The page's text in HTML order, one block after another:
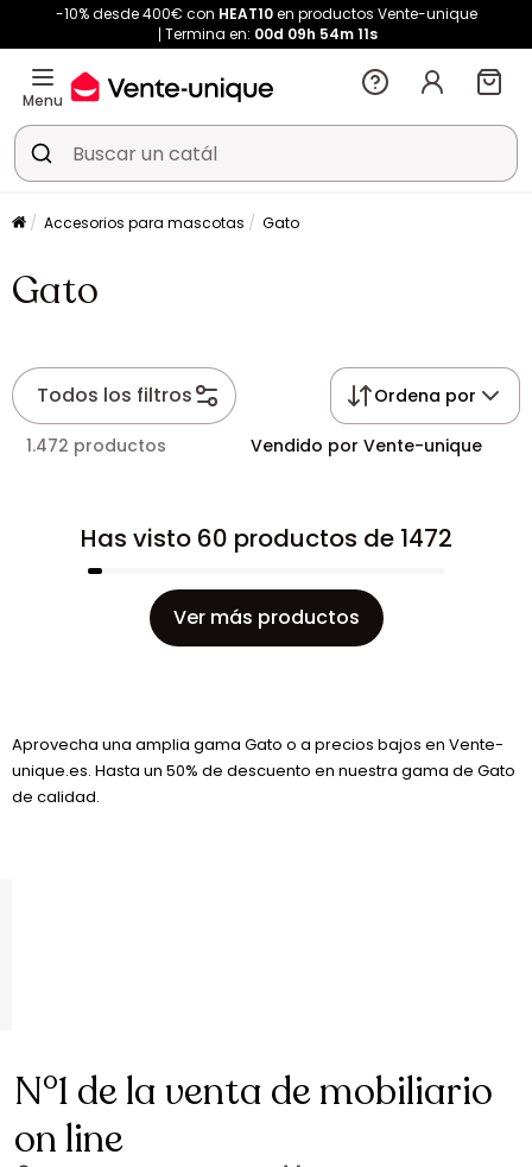
-10% desde 400€ con HEAT10en productos Vente-unique
Termina en: 00d 09h 54m11s
Menu
Accesorios para mascotas Gato
Gato
Todos los filtros Ordena por
1.472 productos Vendido por Vente-unique
Has visto 60 productos de 1472
Ver más productos
Aprovecha una amplia gama Gato o a precios bajos en Vente-
unique.es. Hasta un 50% de descuento en nuestra gama de Gato
de calidad.
N°1 de la venta de mobiliario
on line